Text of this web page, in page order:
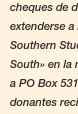
cheques de
extenderse
Southern
South» en la
a PO Box
donantes